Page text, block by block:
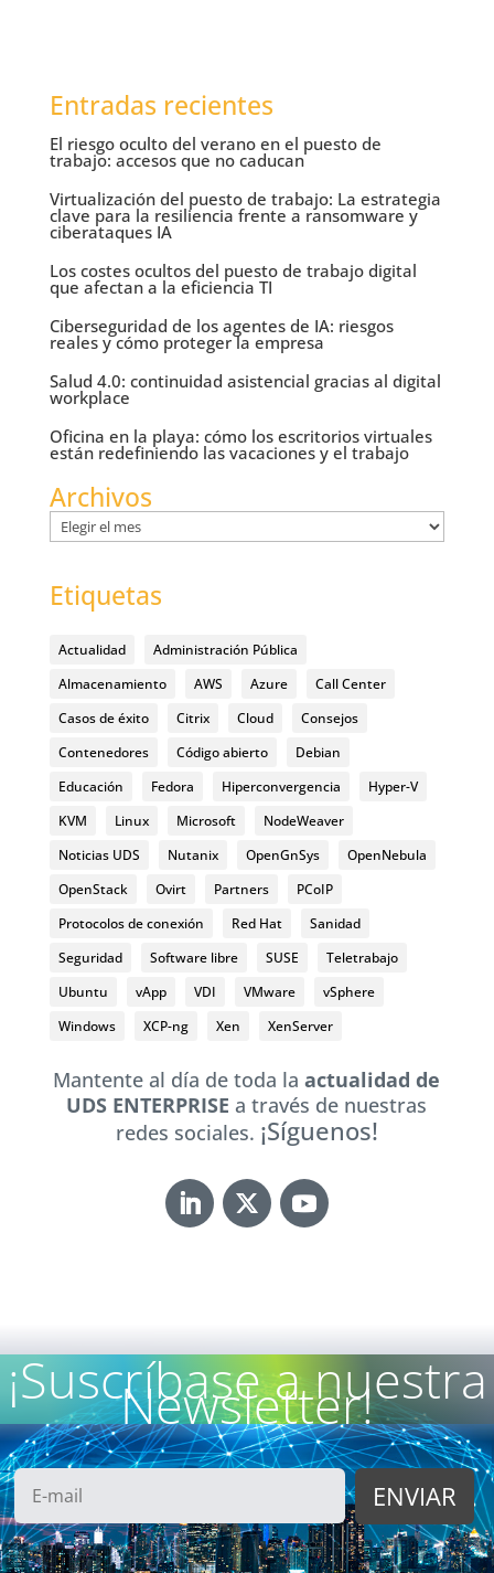
Entradas recientes
El riesgo oculto del verano en el puesto de
trabajo: accesos que no caducan
Virtualización del puesto de trabajo: La estrategia
clave para la resiliencia frente a ransomware y
ciberataques IA
Los costes ocultos del puesto de trabajo digital
que afectan a la eficiencia TI
Ciberseguridad de los agentes de IA: riesgos
reales y cómo proteger la empresa
Salud 4.0: continuidad asistencial gracias al digital
workplace
Oficina en la playa: cómo los escritorios virtuales
están redefiniendo las vacaciones y el trabajo
Archivos
Archivos
Etiquetas
Actualidad
Administración Pública
Almacenamiento
AWS Azure
Call Center
Casos de éxito
Citrix Cloud
Consejos
Contenedores
Código abierto
Debian
Educación
Fedora Hiperconvergencia
Hyper-V
KVM
Linux Microsoft
NodeWeaver
Noticias UDS
Nutanix OpenGnSys
OpenNebula
OpenStack
Ovirt Partners
PCoIP
Protocolos de conexión
Red Hat
Sanidad
Seguridad
Software libre SUSE
Teletrabajo
Ubuntu
vApp VDI VMware
vSphere
Windows
XCP-ng Xen XenServer
Mantente al día de toda laactualidad de
UDS ENTERPRISEa través de nuestras
redes sociales. ¡Síguenos!
¡Suscríbase a nuestra
Newsletter!